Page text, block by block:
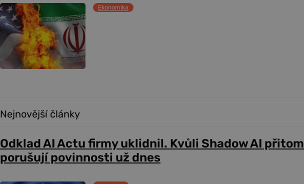
Ekonomika
Nejnovější články
Odklad AI Actu firmy uklidnil. Kvůli Shadow AI přitom
porušují povinnosti už dnes